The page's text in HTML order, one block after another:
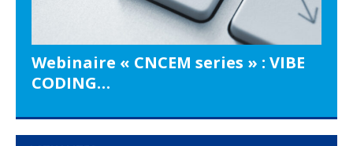
Webinaire « CNCEM series » : VIBE
CODING…